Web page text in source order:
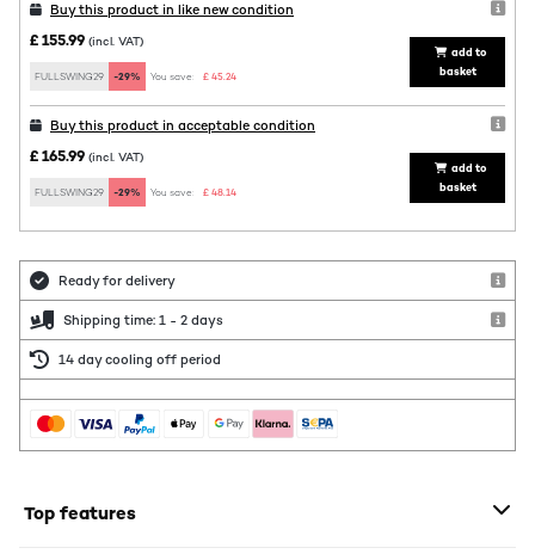
Buy this product in like new condition
£ 155.99 (incl. VAT)
FULLSWING29 -29% You save: £ 45.24
add to
basket
Buy this product in acceptable condition
£ 165.99 (incl. VAT)
FULLSWING29 -29% You save: £ 48.14
add to
basket
Ready for delivery
Shipping time: 1 - 2 days
14 day cooling off period
Top features